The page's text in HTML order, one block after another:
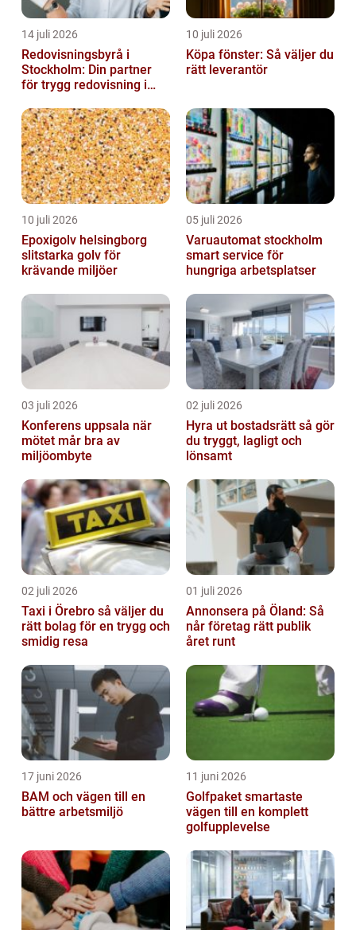
14 juli 2026
Redovisningsbyrå i
Stockholm: Din partner
för trygg redovisning i
10 juli 2026
Köpa fönster: Så väljer du
rätt leverantör
10 juli 2026
Epoxigolv helsingborg
slitstarka golv för
krävande miljöer
05 juli 2026
Varuautomat stockholm
smart service för
hungriga arbetsplatser
03 juli 2026
Konferens uppsala när
mötet mår bra av
miljöombyte
02 juli 2026
Hyra ut bostadsrätt så gör
du tryggt, lagligt och
lönsamt
02 juli 2026
Taxi i Örebro så väljer du
rätt bolag för en trygg och
smidig resa
01 juli 2026
Annonsera på Öland: Så
når företag rätt publik
året runt
17 juni 2026
BAM och vägen till en
bättre arbetsmiljö
11 juni 2026
Golfpaket smartaste
vägen till en komplett
golfupplevelse